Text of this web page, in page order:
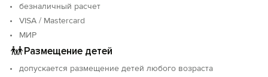
безналичный расчет
VISA / Mastercard
МИР
Размещение детей
допускается размещение детей любого возраста